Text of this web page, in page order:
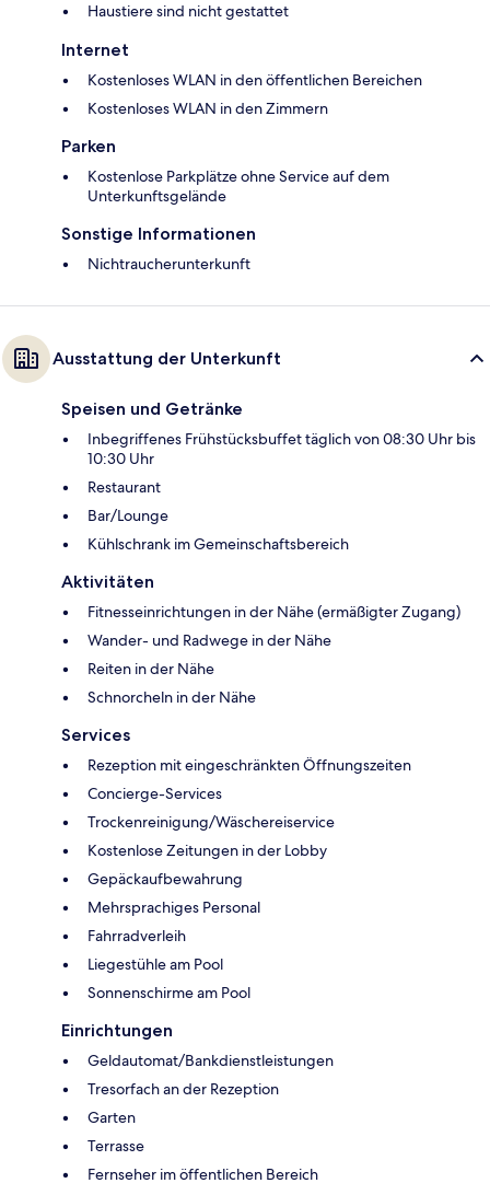
Haustiere sind nicht gestattet
Internet
Kostenloses WLAN in den öffentlichen Bereichen
Kostenloses WLAN in den Zimmern
Parken
Kostenlose Parkplätze ohne Service auf dem
Unterkunftsgelände
Sonstige Informationen
Nichtraucherunterkunft
Ausstattung der Unterkunft
Speisen und Getränke
Inbegriffenes Frühstücksbuffet täglich von 08:30 Uhr bis
10:30 Uhr
Restaurant
Bar/Lounge
Kühlschrank im Gemeinschaftsbereich
Aktivitäten
Fitnesseinrichtungen in der Nähe (ermäßigter Zugang)
Wander- und Radwege in der Nähe
Reiten in der Nähe
Schnorcheln in der Nähe
Services
Rezeption mit eingeschränkten Öffnungszeiten
Concierge-Services
Trockenreinigung/Wäschereiservice
Kostenlose Zeitungen in der Lobby
Gepäckaufbewahrung
Mehrsprachiges Personal
Fahrradverleih
Liegestühle am Pool
Sonnenschirme am Pool
Einrichtungen
Geldautomat/Bankdienstleistungen
Tresorfach an der Rezeption
Garten
Terrasse
Fernseher im öffentlichen Bereich